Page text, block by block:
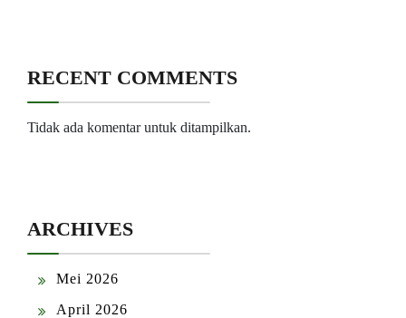
RECENT COMMENTS
Tidak ada komentar untuk ditampilkan.
ARCHIVES
Mei 2026
April 2026